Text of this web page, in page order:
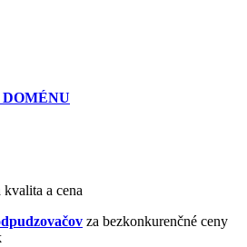
a cena
za bezkonkurenčné ceny